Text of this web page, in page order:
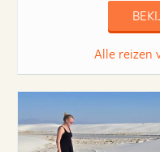
Alle reizen